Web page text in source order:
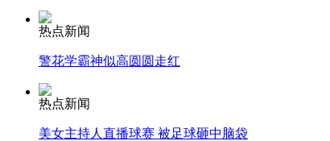
纽约上演“枕头大战”
司机酒驾遇交警 急速倒车逃窜
热点新闻
警花学霸神似高圆圆走红
热点新闻
美女主持人直播球赛 被足球砸中脑袋